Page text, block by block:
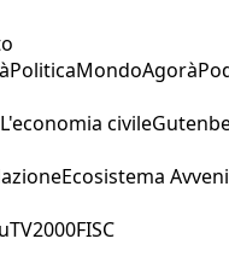
PoliticaMondoAgorà
L'economia civile
Ecosistema
TV2000FISC